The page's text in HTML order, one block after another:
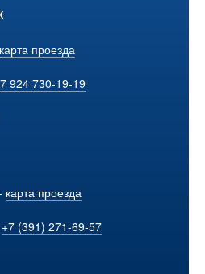
карта проезда
924 730-19-19
карта проезда
+7 (391) 271-69-57